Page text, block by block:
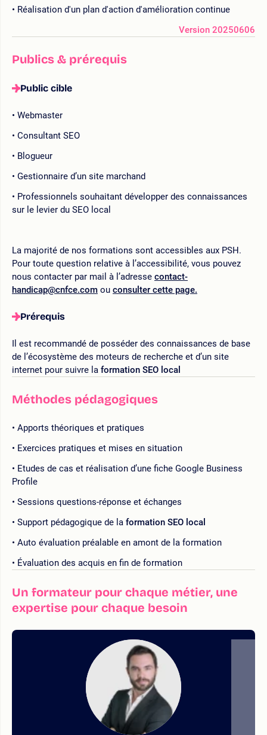
Réalisation d'un plan d'action d'amélioration continue
Version 20250606
Publics & prérequis
Public cible
Webmaster
Consultant SEO
Blogueur
Gestionnaire d’un site marchand
Professionnels souhaitant développer des connaissances
sur le levier du SEO local
La majorité de nos formations sont accessibles aux PSH.
Pour toute question relative à l’accessibilité, vous pouvez
nous contacter par mail à l’adresse contact-
handicap@cnfce.com ou consulter cette page.
Prérequis
Il est recommandé de posséder des connaissances de base
de l’écosystème des moteurs de recherche et d’un site
internet pour suivre la formation SEO local
Méthodes pédagogiques
Apports théoriques et pratiques
Exercices pratiques et mises en situation
Etudes de cas et réalisation d’une fiche Google Business
Profile
Sessions questions-réponse et échanges
Support pédagogique de la formation SEO local
Auto évaluation préalable en amont de la formation
Évaluation des acquis en fin de formation
Un formateur pour chaque métier, une
expertise pour chaque besoin